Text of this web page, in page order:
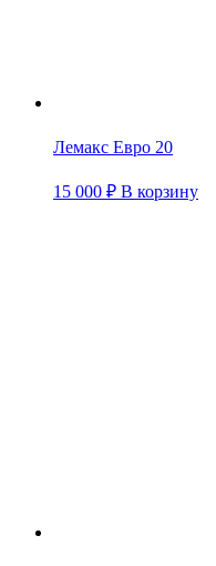
Лемакс Евро 20
15 000 ₽ В корзину